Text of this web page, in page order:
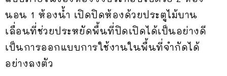
นอน 1 ห้องน้ำ เปิดปิดห้องด้วยประตูไม้บาน
เลื่อนที่ช่วยประหยัดพื้นที่ปิดเปิดได้เป็นอย่างดี
เป็นการออกแบบการใช้งานในพื้นที่จำกัดได้
อย่างลงตัว